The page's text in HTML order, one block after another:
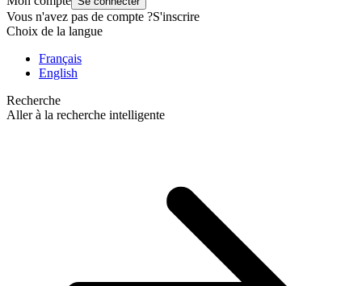
Vous n'avez pas de compte ?S'inscrire
Choix de la langue
Français
English
Recherche
Aller à la recherche intelligente